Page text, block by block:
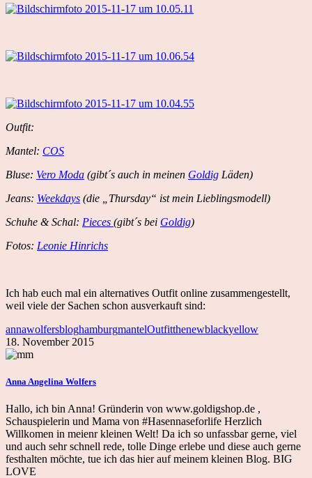
Outfit:
Mantel: COS
Bluse: Vero Moda (gibt´s auch in meinen Goldig Läden)
Jeans: Weekdays (die „Thursday“ ist mein Lieblingsmodell)
Schuhe & Schal: Pieces (gibt´s bei Goldig)
Fotos: Leonie Hinrichs
Ich hab euch mal ein alternatives Outfit online zusammengestellt,
weil viele der Sachen schon ausverkauft sind:
annawolfersbloghamburgmantelOutfitthenewblackyellow
18. November 2015
Anna Angelina Wolfers
Hallo, ich bin Anna! Gründerin von www.goldigshop.de ,
Schauspielerin und Mama von #Hasennaseforlife Herzlich
Willkomen in meienr kleinen Welt! Da ich so unfassbar gerne, viel
und auch sehr schnell rede, tolle Dinge erlebe und diese auch gerne
festhalten möchte, tue ich das hier auf meinem kleinen Blog. BIG
LOVE